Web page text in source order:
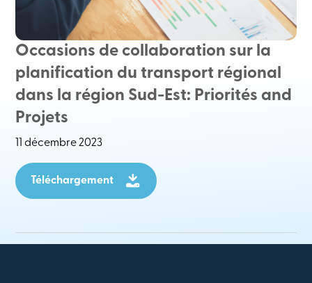
Occasions de collaboration sur la
planification du transport régional
dans la région Sud-Est: Priorités and
Projets
11 décembre 2023
Téléchargement